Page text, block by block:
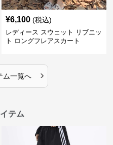
¥6,100 (税込)
レディース スウェット リブニッ
ト ロングフレアスカート
ム一覧へ ›
テム